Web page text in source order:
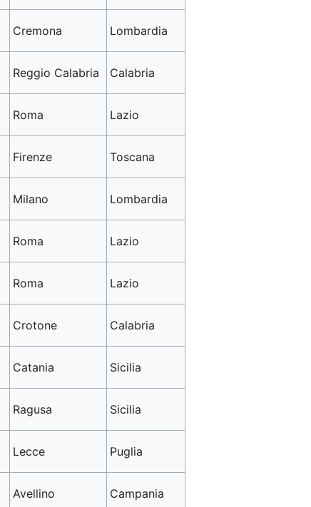
Cremona Lombardia
Reggio Calabria Calabria
Roma Lazio
Firenze Toscana
Milano Lombardia
Roma Lazio
Roma Lazio
Crotone Calabria
Catania Sicilia
Ragusa Sicilia
Lecce Puglia
Avellino Campania